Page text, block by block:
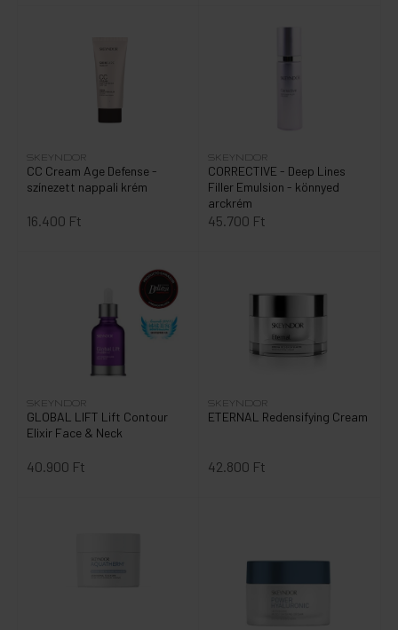
CC Cream Age Defense -
színezett nappali krém
SKEYNDOR
16.400 Ft
CORRECTIVE - Deep Lines
Filler Emulsion - könnyed
arckrém
SKEYNDOR
45.700 Ft
GLOBAL LIFT Lift Contour
Elixir Face & Neck
SKEYNDOR
40.900 Ft
ETERNAL Redensifying Cream
SKEYNDOR
42.800 Ft